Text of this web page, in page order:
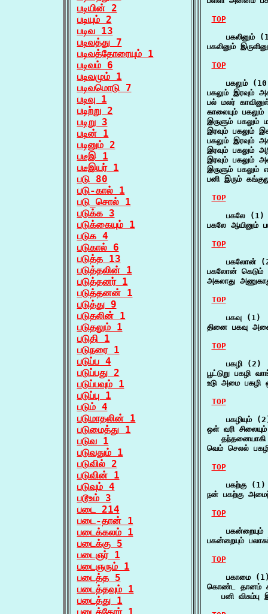
படியின் 2
படியும் 2
படிவ 13
படிவத்து 7
படிவத்தோரையும் 1
படிவம் 6
படிவமும் 1
படிவமொடு 7
படிவு 1
படிற்று 2
படிறு 3
படின் 1
படினும் 2
படீஇ 1
படீஇயர் 1
படு 80
படு-கால் 1
படு_சொல் 1
படுக்க 3
படுக்கையும் 1
படுக 4
படுகால் 6
படுத்த 13
படுத்தலின் 1
படுத்தனர் 1
படுத்தனன் 1
படுத்து 9
படுதலின் 1
படுதலும் 1
படுதி 1
படுநரை 1
படுப்ப 4
படுப்பது 2
படுப்பவும் 1
படுப்பு 1
படும் 4
படுமாதலின் 1
படுமைத்து 1
படுவ 1
படுவதும் 1
படுவில் 2
படுவின் 1
படுவும் 4
படூஉம் 3
படை 214
படை-தான் 1
படைக்கலம் 1
படைக்கு 5
படைஞர் 1
படைஞரும் 1
படைத்த 5
படைத்தவும் 1
படைத்து 1
TOP
பகலினும்
பகலினும்
TOP
பகலும்
பகலும் இரவும்
பல் மலர்
காலையும்
இருளும் பகலும்
இரவும் பகலும்
பகலும் இரவும்
இரவும் பகலும்
இரவும் பகலும்
இருளும்
பனி இரும்
TOP
    பகலே (1)
பகலே ஆயினும்
TOP
பகலோன்
பகலோன்
அகலாது
TOP
    பகவு (1)
தினை பகவு
TOP
    பகழி (2)
பூட்டுறு பகழி
உடு அமை
TOP
பகழியும்
ஒள் வரி
வெம் செலல்
TOP
    பகற்கு (1)
நன் பகற்கு
TOP
பகன்றையும்
பகன்றையும்
TOP
பகாமை
கொண்ட தானம்
பனி